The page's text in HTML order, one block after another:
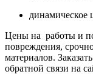
динамическое
Цены на работы и
повреждения,
материалов.
обратной связи на